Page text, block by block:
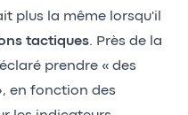
plus la même lorsqu'il
tactiques. Près de la
prendre « des
en fonction des